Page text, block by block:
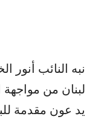
لبنان من
يد عون مقدمة